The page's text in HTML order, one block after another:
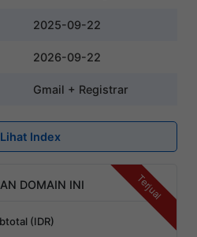
2025-09-22
2026-09-22
Gmail + Registrar
Lihat Index
Terjual
DOMAIN INI
(IDR)